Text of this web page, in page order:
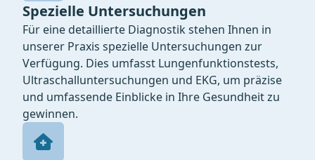
Spezielle Untersuchungen
Für eine detaillierte Diagnostik stehen Ihnen in
unserer Praxis spezielle Untersuchungen zur
Verfügung. Dies umfasst Lungenfunktionstests,
Ultraschalluntersuchungen und EKG, um präzise
und umfassende Einblicke in Ihre Gesundheit zu
gewinnen.